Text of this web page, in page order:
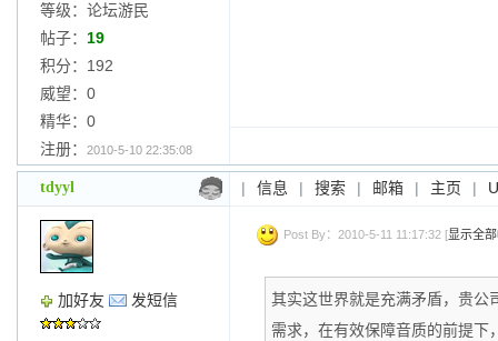
等级：论坛游民
帖子： 19
积分：192
威望：0
精华：0
注册：
2010-5-10 22:35:08
tdyyl | 信息 | 搜索 | 邮箱 | 主页 |
加好友 发短信
Post By：2010-5-11 11:17:32 [显示全
其实这世界就是充满矛盾，贵公
需求，在有效保障音质的前提下